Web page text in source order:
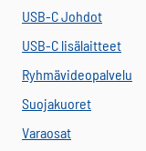
USB-C Johdot
USB-C lisälaitteet
Ryhmävideopalvelu
Suojakuoret
Varaosat